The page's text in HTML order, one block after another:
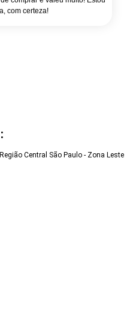
com certeza!
Central São Paulo - Zona Leste